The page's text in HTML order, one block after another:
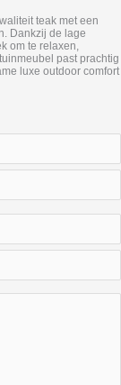
teak met een
Dankzij de lage
om te relaxen,
past prachtig
luxe outdoor comfort